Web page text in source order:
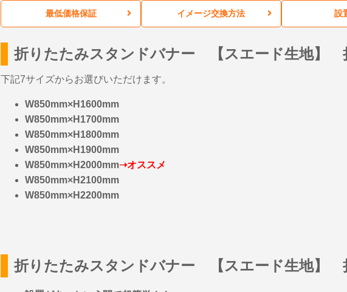
最低価格保証 イメージ交換方法 設
折りたたみスタンドバナー 【スエード生地】
下記7サイズからお選びいただけます。
W850mm×H1600mm
W850mm×H1700mm
W850mm×H1800mm
W850mm×H1900mm
W850mm×H2000mm➝オススメ
W850mm×H2100mm
W850mm×H2200mm
折りたたみスタンドバナー 【スエード生地】